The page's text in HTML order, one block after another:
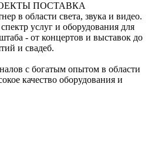
ПОСТАВКА
в области света, звука и видео.
услуг и оборудования для
- от концертов и выставок до
и свадеб.
с богатым опытом в области
качество оборудования и